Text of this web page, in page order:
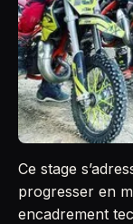
Ce stage
progresser en
encadrement